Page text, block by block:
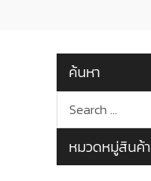
ค้นหา
หมวดหมู่สินค้า